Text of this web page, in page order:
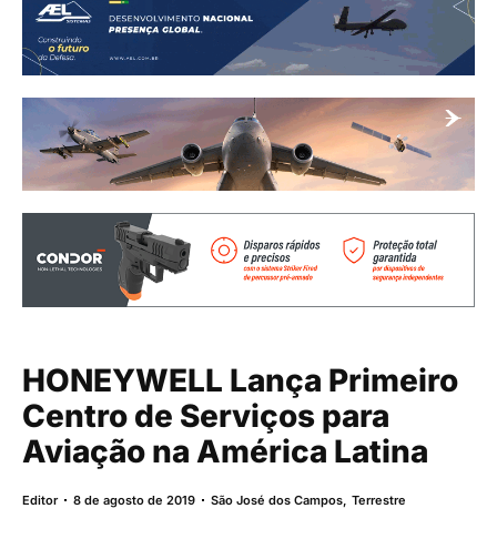
HONEYWELL Lança Primeiro
Centro de Serviços para
Aviação na América Latina
Editor 8 de agosto de 2019 São José dos Campos,Terrestre